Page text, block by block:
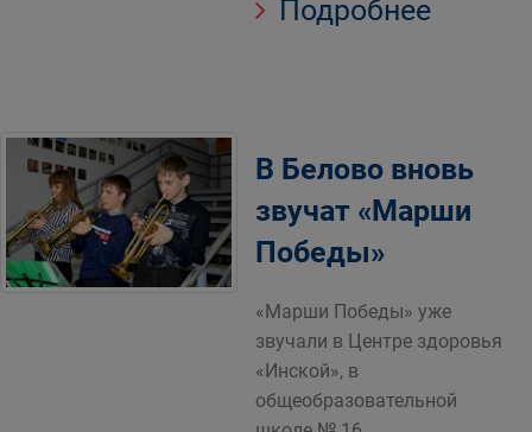
Подробнее
В Белово вновь
звучат «Марши
Победы»
«Марши Победы» уже
звучали в Центре здоровья
«Инской», в
общеобразовательной